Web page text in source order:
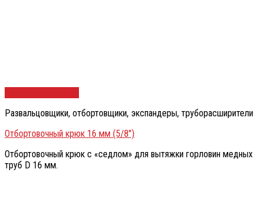
Развальцовщики, отбортовщики, экспандеры, труборасширители
Отбортовочный крюк 16 мм (5/8″)
Отбортовочный крюк с «седлом» для вытяжки горловин медных
труб D 16 мм.